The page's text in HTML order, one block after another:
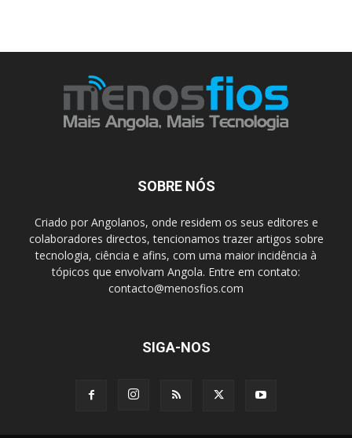
SOBRE NÓS
Criado por Angolanos, onde residem os seus editores e
colaboradores directos, tencionamos trazer artigos sobre
tecnologia, ciência e afins, com uma maior incidência à
tópicos que envolvam Angola. Entre em contato:
contacto@menosfios.com
SIGA-NOS